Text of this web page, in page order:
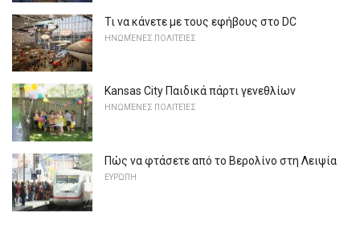
Τι να κάνετε με τους εφήβους στο DC
ΗΝΩΜΈΝΕΣ ΠΟΛΙΤΕΊΕΣ
Kansas City Παιδικά πάρτι γενεθλίων
ΗΝΩΜΈΝΕΣ ΠΟΛΙΤΕΊΕΣ
Πώς να φτάσετε από το Βερολίνο στη Λειψία
ΕΥΡΏΠΗ